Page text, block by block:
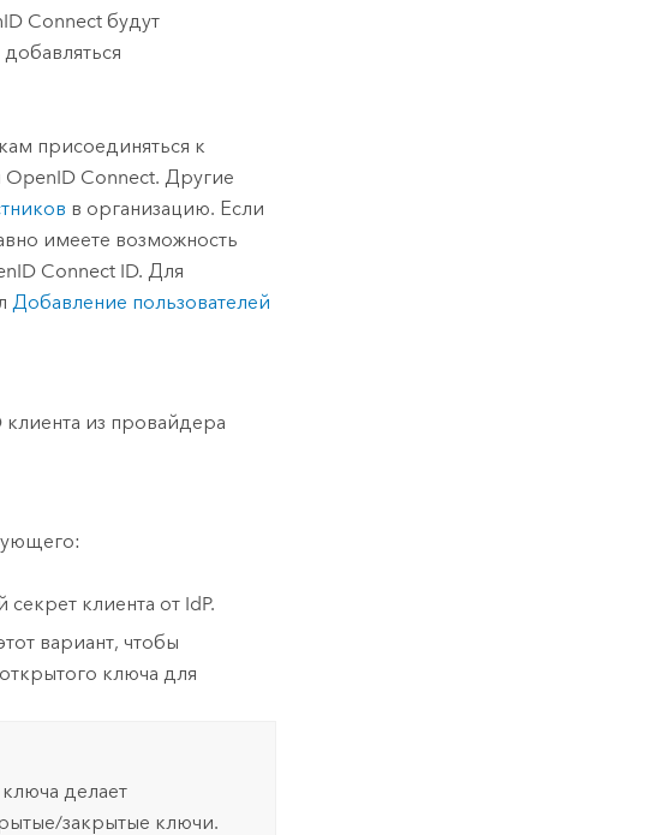
Connect будут
присоединяться к
OpenID Connect. Другие
в организацию. Если
имеете возможность
Connect ID. Для
Добавление пользователей
клиента из провайдера
клиента от IdP.
вариант, чтобы
ключа для
делает
закрытые ключи.